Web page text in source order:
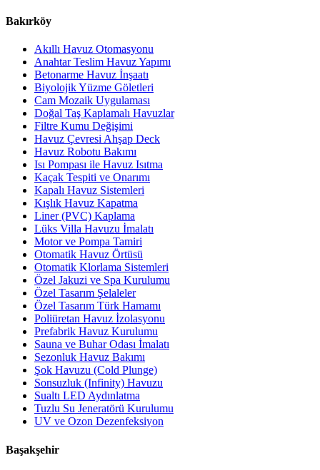
Bakırköy
Akıllı Havuz Otomasyonu
Anahtar Teslim Havuz Yapımı
Betonarme Havuz İnşaatı
Biyolojik Yüzme Göletleri
Cam Mozaik Uygulaması
Doğal Taş Kaplamalı Havuzlar
Filtre Kumu Değişimi
Havuz Çevresi Ahşap Deck
Havuz Robotu Bakımı
Isı Pompası ile Havuz Isıtma
Kaçak Tespiti ve Onarımı
Kapalı Havuz Sistemleri
Kışlık Havuz Kapatma
Liner (PVC) Kaplama
Lüks Villa Havuzu İmalatı
Motor ve Pompa Tamiri
Otomatik Havuz Örtüsü
Otomatik Klorlama Sistemleri
Özel Jakuzi ve Spa Kurulumu
Özel Tasarım Şelaleler
Özel Tasarım Türk Hamamı
Poliüretan Havuz İzolasyonu
Prefabrik Havuz Kurulumu
Sauna ve Buhar Odası İmalatı
Sezonluk Havuz Bakımı
Şok Havuzu (Cold Plunge)
Sonsuzluk (Infinity) Havuzu
Sualtı LED Aydınlatma
Tuzlu Su Jeneratörü Kurulumu
UV ve Ozon Dezenfeksiyon
Başakşehir